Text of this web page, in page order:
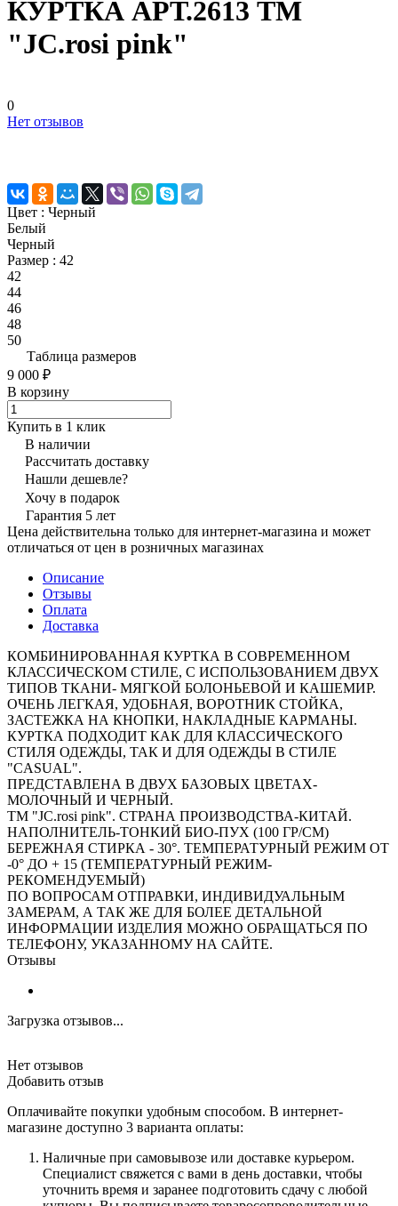
КУРТКА АРТ.2613 ТМ
"JC.rosi pink"
0
Нет отзывов
Цвет : Черный
Белый
Черный
Размер : 42
42
44
46
48
50
Таблица размеров
9 000 ₽
В корзину
Купить в 1 клик
В наличии
Рассчитать доставку
Нашли дешевле?
Хочу в подарок
Гарантия 5 лет
Цена действительна только для интернет-магазина и может
отличаться от цен в розничных магазинах
Описание
Отзывы
Оплата
Доставка
КОМБИНИРОВАННАЯ КУРТКА В СОВРЕМЕННОМ
КЛАССИЧЕСКОМ СТИЛЕ, С ИСПОЛЬЗОВАНИЕМ ДВУХ
ТИПОВ ТКАНИ- МЯГКОЙ БОЛОНЬЕВОЙ И КАШЕМИР.
ОЧЕНЬ ЛЕГКАЯ, УДОБНАЯ, ВОРОТНИК СТОЙКА,
ЗАСТЕЖКА НА КНОПКИ, НАКЛАДНЫЕ КАРМАНЫ.
КУРТКА ПОДХОДИТ КАК ДЛЯ КЛАССИЧЕСКОГО
СТИЛЯ ОДЕЖДЫ, ТАК И ДЛЯ ОДЕЖДЫ В СТИЛЕ
"CASUAL".
ПРЕДСТАВЛЕНА В ДВУХ БАЗОВЫХ ЦВЕТАХ-
МОЛОЧНЫЙ И ЧЕРНЫЙ.
ТМ "JC.rosi pink". СТРАНА ПРОИЗВОДСТВА-КИТАЙ.
НАПОЛНИТЕЛЬ-ТОНКИЙ БИО-ПУХ (100 ГР/СМ)
БЕРЕЖНАЯ СТИРКА - 30°. ТЕМПЕРАТУРНЫЙ РЕЖИМ ОТ
-0° ДО + 15 (ТЕМПЕРАТУРНЫЙ РЕЖИМ-
РЕКОМЕНДУЕМЫЙ)
ПО ВОПРОСАМ ОТПРАВКИ, ИНДИВИДУАЛЬНЫМ
ЗАМЕРАМ, А ТАК ЖЕ ДЛЯ БОЛЕЕ ДЕТАЛЬНОЙ
ИНФОРМАЦИИ ИЗДЕЛИЯ МОЖНО ОБРАЩАТЬСЯ ПО
ТЕЛЕФОНУ, УКАЗАННОМУ НА САЙТЕ.
Отзывы
Загрузка отзывов...
Нет отзывов
Добавить отзыв
Оплачивайте покупки удобным способом. В интернет-
магазине доступно 3 варианта оплаты:
Наличные при самовывозе или доставке курьером.
Специалист свяжется с вами в день доставки, чтобы
уточнить время и заранее подготовить сдачу с любой